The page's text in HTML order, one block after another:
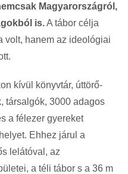
Magyarországról,
is.A tábor célja
volt, hanem az ideológiai
kívül könyvtár, úttörő-
társalgók, 3000 adagos
a félezer gyereket
Ehhez járul a
lelátóval, az
a téli tábor s a 36 m